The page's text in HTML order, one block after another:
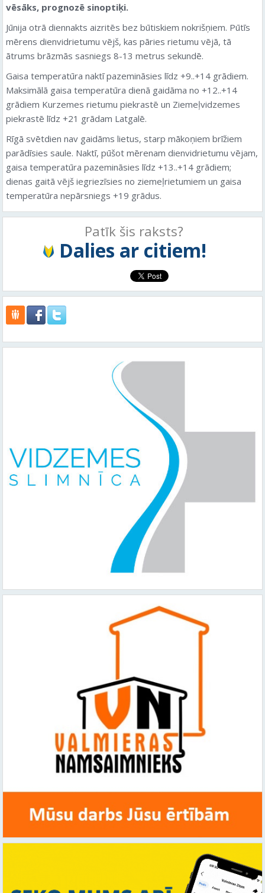
vēsāks, prognozē sinoptiķi.
Jūnija otrā diennakts aizritēs bez būtiskiem nokrišņiem. Pūtīs
mērens dienvidrietumu vējš, kas pāries rietumu vējā, tā
ātrums brāzmās sasniegs 8-13 metrus sekundē.
Gaisa temperatūra naktī pazemināsies līdz +9..+14 grādiem.
Maksimālā gaisa temperatūra dienā gaidāma no +12..+14
grādiem Kurzemes rietumu piekrastē un Ziemeļvidzemes
piekrastē līdz +21 grādam Latgalē.
Rīgā svētdien nav gaidāms lietus, starp mākoņiem brīžiem
parādīsies saule. Naktī, pūšot mērenam dienvidrietumu vējam,
gaisa temperatūra pazemināsies līdz +13..+14 grādiem;
dienas gaitā vējš iegriezīsies no ziemeļrietumiem un gaisa
temperatūra nepārsniegs +19 grādus.
Patīk šis raksts?
Dalies ar citiem!